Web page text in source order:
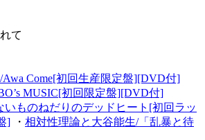
て
Come[初回生産限定盤][DVD付]
MUSIC[初回限定盤][DVD付]
いものねだりのデッドヒート[初回ラッ
] ・ 相対性理論と大谷能生/「乱暴と待